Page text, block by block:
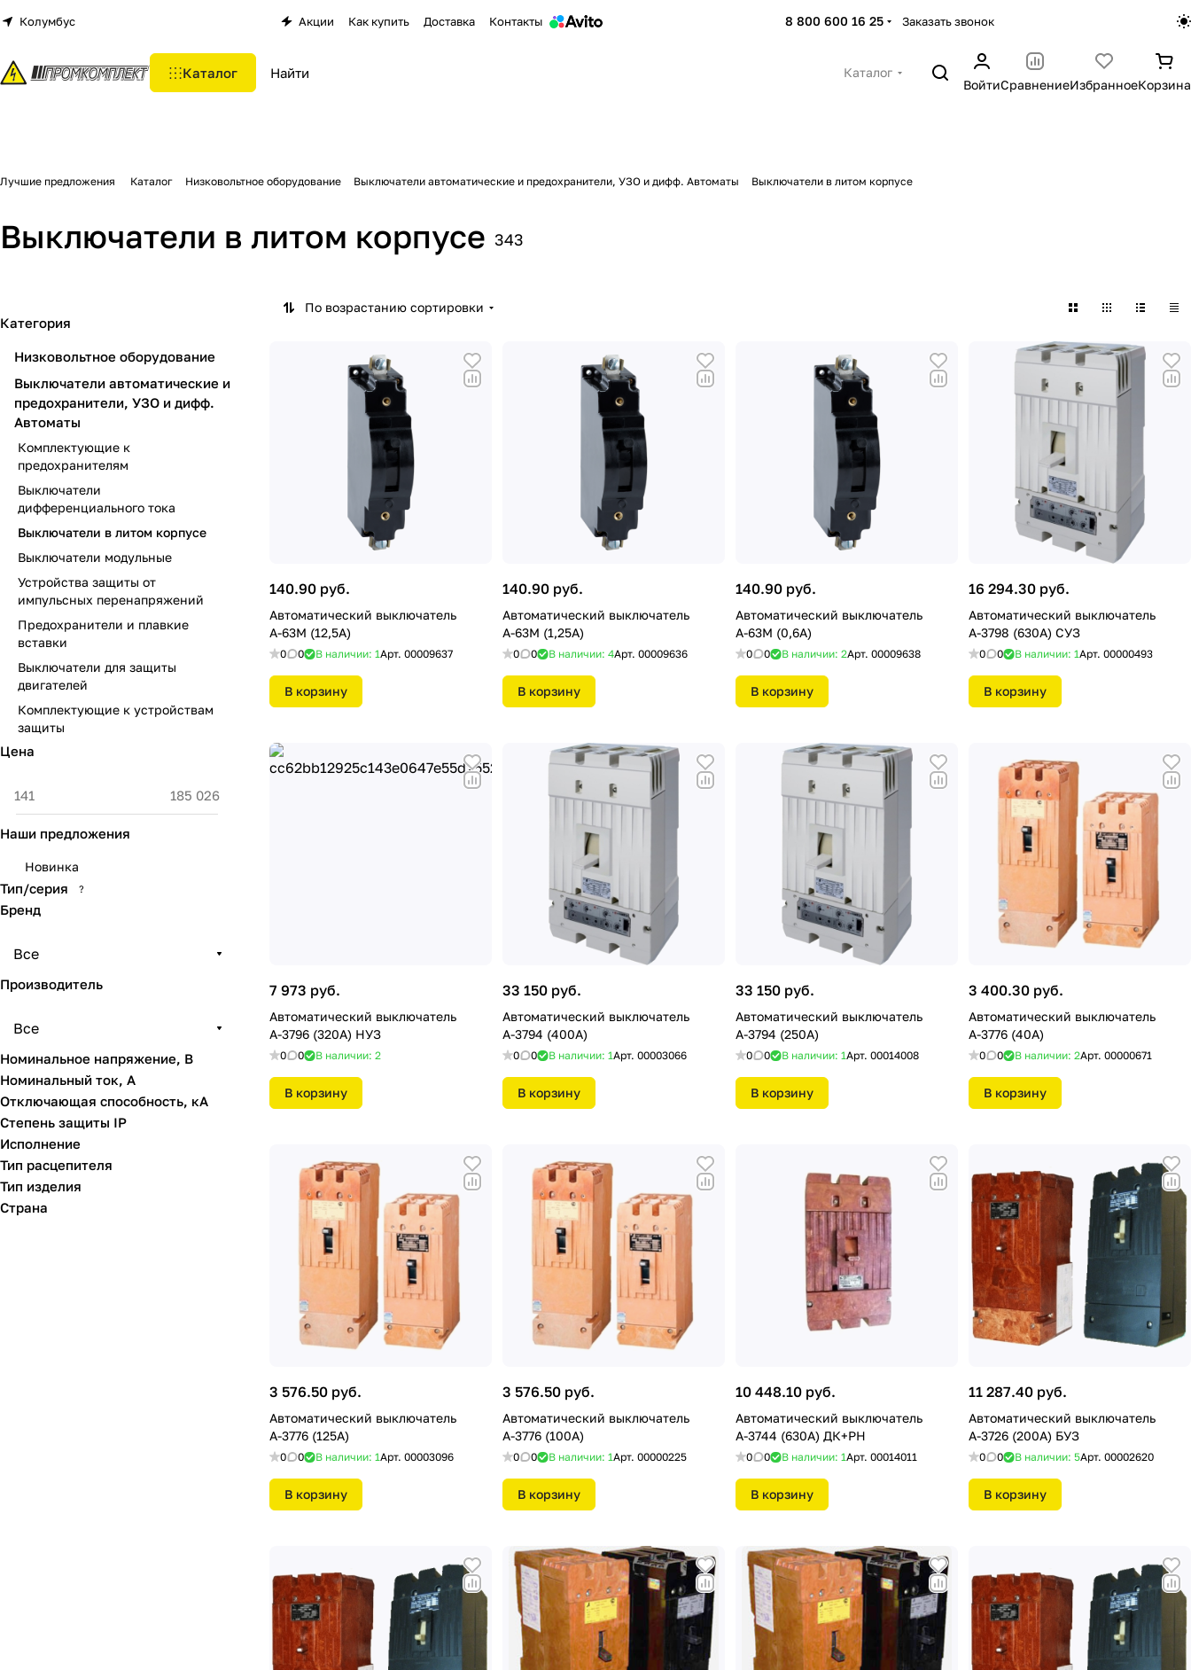
Колумбус Акции Как купить Доставка Контакты 8 800 600 16 25 Заказать звонок
Каталог
Каталог
ВойтиСравнениеИзбранноеКорзина
Лучшие предложения Каталог Низковольтное оборудование Выключатели автоматические и предохранители, УЗО и дифф. Автоматы Выключатели в литом корпусе
Выключатели в литом корпусе 343
По возрастанию сортировки
140.90 руб.
Автоматический выключатель
А-63М (12,5А)
0 0 В наличии: 1Арт. 00009637
В корзину
140.90 руб.
Автоматический выключатель
А-63М (1,25А)
0 0 В наличии: 4Арт. 00009636
В корзину
140.90 руб.
Автоматический выключатель
А-63М (0,6А)
0 0 В наличии: 2Арт. 00009638
В корзину
16 294.30 руб.
Автоматический выключатель
А-3798 (630А) СУЗ
0 0 В наличии: 1Арт. 00000493
В корзину
7 973 руб.
Автоматический выключатель
А-3796 (320А) НУЗ
0 0 В наличии: 2
В корзину
33 150 руб.
Автоматический выключатель
А-3794 (400А)
0 0 В наличии: 1Арт. 00003066
В корзину
33 150 руб.
Автоматический выключатель
А-3794 (250А)
0 0 В наличии: 1Арт. 00014008
В корзину
3 400.30 руб.
Автоматический выключатель
А-3776 (40А)
0 0 В наличии: 2Арт. 00000671
В корзину
3 576.50 руб.
Автоматический выключатель
А-3776 (125А)
0 0 В наличии: 1Арт. 00003096
В корзину
3 576.50 руб.
Автоматический выключатель
А-3776 (100А)
0 0 В наличии: 1Арт. 00000225
В корзину
10 448.10 руб.
Автоматический выключатель
А-3744 (630А) ДК+РН
0 0 В наличии: 1Арт. 00014011
В корзину
11 287.40 руб.
Автоматический выключатель
А-3726 (200А) БУЗ
0 0 В наличии: 5Арт. 00002620
В корзину
Категория
Низковольтное оборудование
Выключатели автоматические и
предохранители, УЗО и дифф.
Автоматы
Комплектующие к
предохранителям
Выключатели
дифференциального тока
Выключатели в литом корпусе
Выключатели модульные
Устройства защиты от
импульсных перенапряжений
Предохранители и плавкие
вставки
Выключатели для защиты
двигателей
Комплектующие к устройствам
защиты
Цена
Наши предложения
Новинка
Тип/серия ?
Бренд
Все
Производитель
Все
Номинальное напряжение, В
Номинальный ток, А
Отключающая способность, кА
Степень защиты IP
Исполнение
Тип расцепителя
Тип изделия
Страна